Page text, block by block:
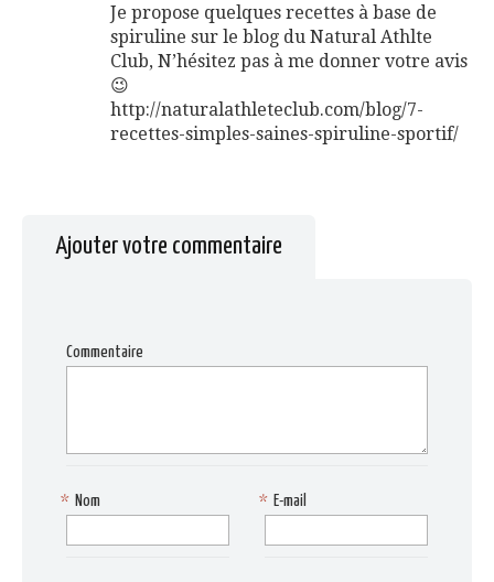
Je propose quelques recettes à base de
spiruline sur le blog du Natural Athlte
Club, N’hésitez pas à me donner votre avis
😉
http://naturalathleteclub.com/blog/7-
recettes-simples-saines-spiruline-sportif/
Ajouter votre commentaire
Commentaire
Nom
* E-mail
*